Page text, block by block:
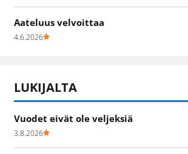
Aateluus velvoittaa
4.6.2026
LUKIJALTA
Vuodet eivät ole veljeksiä
3.8.2026